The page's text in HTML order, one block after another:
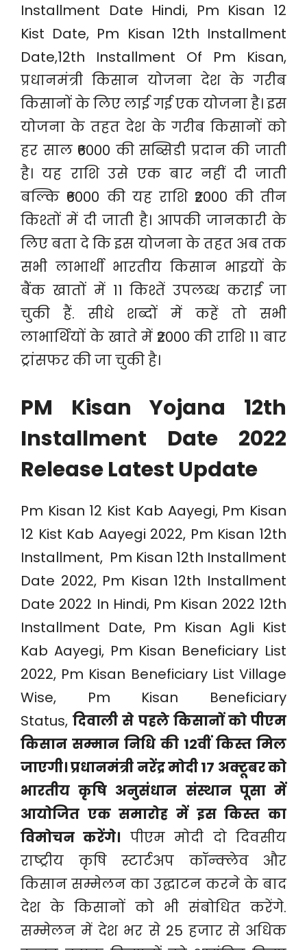
Installment Date Hindi, Pm Kisan 12
Kist Date, Pm Kisan 12th Installment
Date,12th Installment Of Pm Kisan,
प्रधानमंत्री किसान योजना देश के गरीब
किसानों के लिए लाई गई एक योजना है। इस
योजना के तहत देश के गरीब किसानों को
हर साल ₹6000 की सब्सिडी प्रदान की जाती
है। यह राशि उसे एक बार नहीं दी जाती
बल्कि ₹6000 की यह राशि ₹2000 की तीन
किश्तों में दी जाती है। आपकी जानकारी के
लिए बता दे कि इस योजना के तहत अब तक
सभी लाभार्थी भारतीय किसान भाइयों के
बैंक खातों में 11 किश्तें उपलब्ध कराई जा
चुकी हैं. सीधे शब्दों में कहें तो सभी
लाभार्थियों के खाते में ₹2000 की राशि 11 बार
ट्रांसफर की जा चुकी है।
PM Kisan Yojana 12th
Installment Date 2022
Release Latest Update
Pm Kisan 12 Kist Kab Aayegi, Pm Kisan
12 Kist Kab Aayegi 2022, Pm Kisan 12th
Installment, Pm Kisan 12th Installment
Date 2022, Pm Kisan 12th Installment
Date 2022 In Hindi, Pm Kisan 2022 12th
Installment Date, Pm Kisan Agli Kist
Kab Aayegi, Pm Kisan Beneficiary List
2022, Pm Kisan Beneficiary List Village
Wise, Pm Kisan Beneficiary
Status,दिवाली से पहले किसानों को पीएम
किसान सम्मान निधि की 12वीं किस्त मिल
जाएगी। प्रधानमंत्री नरेंद्र मोदी 17 अक्टूबर को
भारतीय कृषि अनुसंधान संस्थान पूसा में
आयोजित एक समारोह में इस किस्त का
विमोचन करेंगे। पीएम मोदी दो दिवसीय
राष्ट्रीय कृषि स्टार्टअप कॉन्क्लेव और
किसान सम्मेलन का उद्घाटन करने के बाद
देश के किसानों को भी संबोधित करेंगे.
सम्मेलन में देश भर से 25 हजार से अधिक